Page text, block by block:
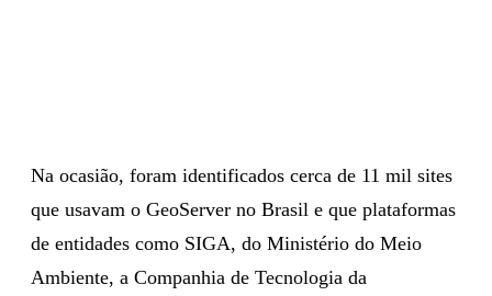
Na ocasião, foram identificados cerca de 11 mil sites
que usavam o GeoServer no Brasil e que plataformas
de entidades como SIGA, do Ministério do Meio
Ambiente, a Companhia de Tecnologia da